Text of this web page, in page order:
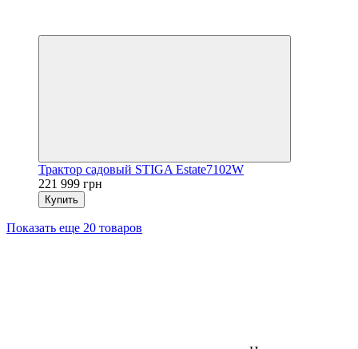
Трактор садовый STIGA Estate7102W
221 999 грн
Купить
Показать еще 20 товаров